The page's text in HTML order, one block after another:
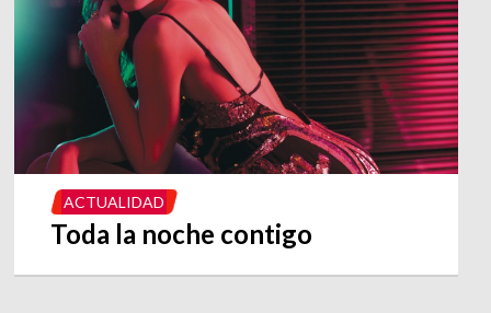
ACTUALIDAD
Toda la noche contigo